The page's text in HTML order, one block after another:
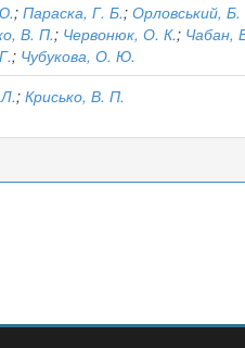
; Параска, Г. Б.; Орловський, Б.
В. П.; Червонюк, О. К.; Чабан,
; Чубукова, О. Ю.
; Крисько, В. П.